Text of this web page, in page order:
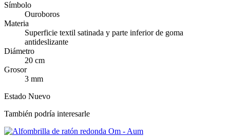
Símbolo
Ouroboros
Materia
Superficie textil satinada y parte inferior de goma
antideslizante
Diámetro
20 cm
Grosor
3 mm
Estado Nuevo
También podría interesarle